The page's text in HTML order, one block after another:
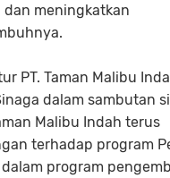
meningkatkan
PT. Taman Malibu
dalam sambutan
Malibu Indah terus
terhadap program
program